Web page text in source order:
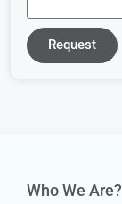
Request
Who We Are?